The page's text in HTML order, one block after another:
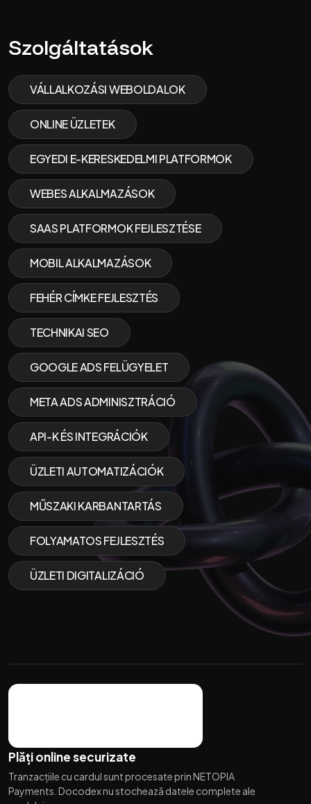
Szolgáltatások
VÁLLALKOZÁSI WEBOLDALOK
ONLINE ÜZLETEK
EGYEDI E-KERESKEDELMI PLATFORMOK
WEBES ALKALMAZÁSOK
SAAS PLATFORMOK FEJLESZTÉSE
MOBIL ALKALMAZÁSOK
FEHÉR CÍMKE FEJLESZTÉS
TECHNIKAI SEO
GOOGLE ADS FELÜGYELET
META ADS ADMINISZTRÁCIÓ
API-K ÉS INTEGRÁCIÓK
ÜZLETI AUTOMATIZÁCIÓK
MŰSZAKI KARBANTARTÁS
FOLYAMATOS FEJLESZTÉS
ÜZLETI DIGITALIZÁCIÓ
Plăți online securizate
Tranzacțiile cu cardul sunt procesate prin NETOPIA
Payments. Docodex nu stochează datele complete ale